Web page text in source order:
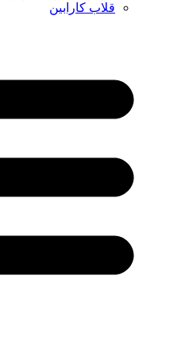
قلاب کارابین